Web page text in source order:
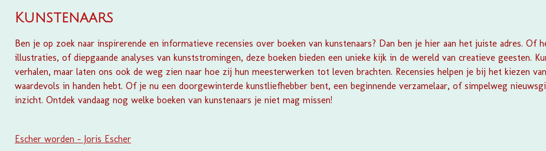
Kunstenaars
Ben je op zoek naar inspirerende en informatieve recensies over boeken van kunstenaars? Dan ben je hier aan het juiste adres.
illustraties, of diepgaande analyses van kunststromingen, deze boeken bieden een unieke kijk in de wereld van creatieve geesten.
verhalen, maar laten ons ook de weg zien naar hoe zij hun meesterwerken tot leven brachten. Recensies helpen je bij het kiezen
waardevols in handen hebt. Of je nu een doorgewinterde kunstliefhebber bent, een beginnende verzamelaar, of simpelweg
inzicht. Ontdek vandaag nog welke boeken van kunstenaars je niet mag missen!
Escher worden - Joris Escher